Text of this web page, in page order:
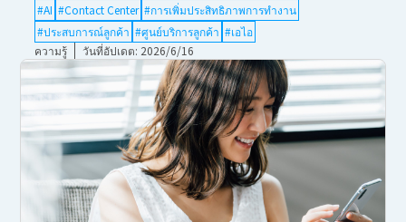
#AI #Contact Center #การเพิ่มประสิทธิภาพการทำงาน
#ประสบการณ์ลูกค้า #ศูนย์บริการลูกค้า #เอไอ
ความรู้
วันที่อัปเดต: 2026/6/16